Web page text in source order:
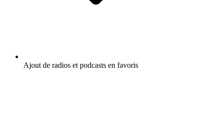
Ajout de radios et podcasts en favoris